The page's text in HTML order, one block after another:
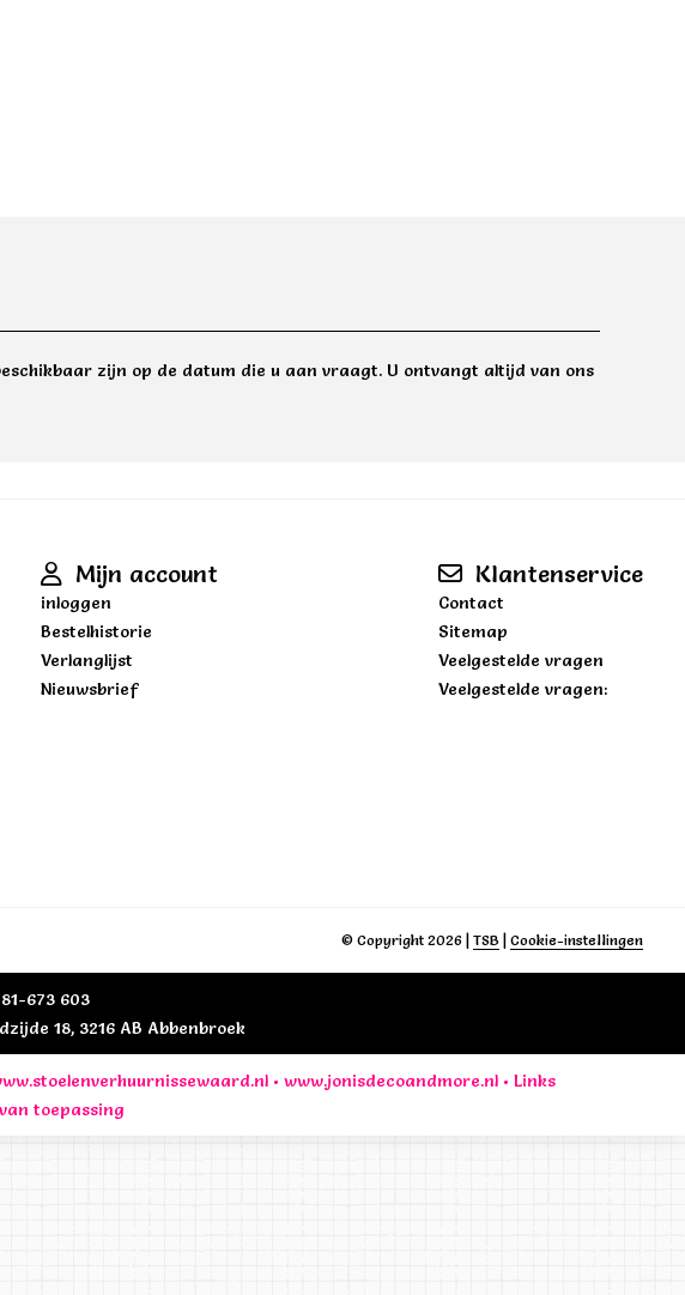
zijn op de datum die u aan vraagt. U ontvangt altijd van ons
Mijn account
inloggen
Bestelhistorie
Verlanglijst
Nieuwsbrief
Klantenservice
Contact
Sitemap
Veelgestelde vragen
Veelgestelde vragen:
© Copyright 2026 TSB Cookie-instellingen
673 603
18, 3216 AB Abbenbroek
• www.jonisdecoandmore.nl • Links
van toepassing